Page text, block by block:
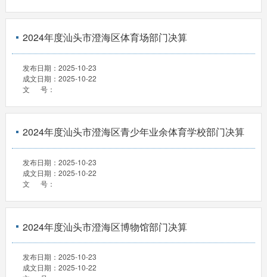
2024年度汕头市澄海区体育场部门决算
发布日期： 2025-10-23
成文日期： 2025-10-22
文 号：
2024年度汕头市澄海区青少年业余体育学校部门决算
发布日期： 2025-10-23
成文日期： 2025-10-22
文 号：
2024年度汕头市澄海区博物馆部门决算
发布日期： 2025-10-23
成文日期： 2025-10-22